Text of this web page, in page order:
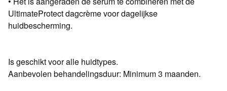
UltimateProtect dagcrème voor dagelijkse
huidbescherming.
Is geschikt voor alle huidtypes.
Aanbevolen behandelingsduur: Minimum 3 maanden.